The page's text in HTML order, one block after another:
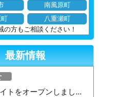
南風原町
八重瀬町
の方もご相談ください！
最新情報
トをオープンしまし...